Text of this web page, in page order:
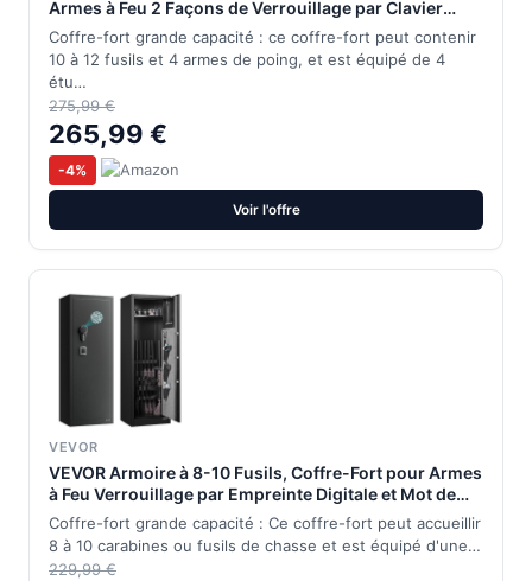
Armes à Feu 2 Façons de Verrouillage par Clavier
Numérique et Clés, avec 4 Poches pour Pistolets et 3
Supports Réglables, Domicile, Assemblage Requis
Coffre-fort grande capacité : ce coffre-fort peut contenir
10 à 12 fusils et 4 armes de poing, et est équipé de 4
étu…
275,99 €
265,99 €
-4%
Voir l'offre
VEVOR
VEVOR Armoire à 8-10 Fusils, Coffre-Fort pour Armes
à Feu Verrouillage par Empreinte Digitale et Mot de
Passe et Clés, avec 3 Poches pour Pistolets et
Supports Réglables, Accès Rapide, pour Domicile
Coffre-fort grande capacité : Ce coffre-fort peut accueillir
8 à 10 carabines ou fusils de chasse et est équipé d'une…
229,99 €